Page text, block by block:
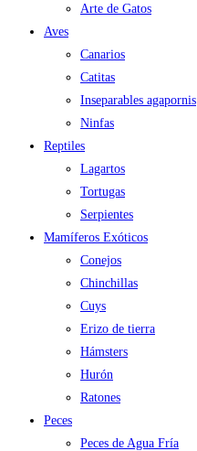
Arte de Gatos
Aves
Canarios
Catitas
Inseparables agapornis
Ninfas
Reptiles
Lagartos
Tortugas
Serpientes
Mamíferos Exóticos
Conejos
Chinchillas
Cuys
Erizo de tierra
Hámsters
Hurón
Ratones
Peces
Peces de Agua Fría